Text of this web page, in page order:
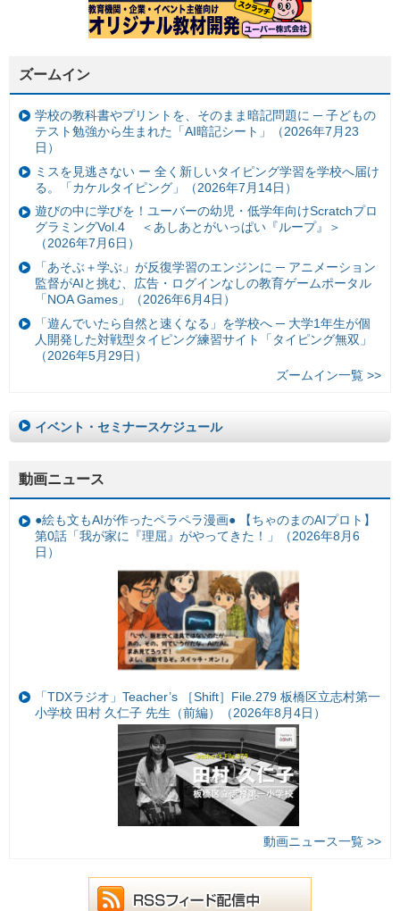
ズームイン
学校の教科書やプリントを、そのまま暗記問題に ─ 子どもの
テスト勉強から生まれた「AI暗記シート」（2026年7月23
日）
ミスを見逃さない ー 全く新しいタイピング学習を学校へ届け
る。「カケルタイピング」（2026年7月14日）
遊びの中に学びを！ユーバーの幼児・低学年向けScratchプロ
グラミングVol.4 ＜あしあとがいっぱい『ループ』＞
（2026年7月6日）
「あそぶ＋学ぶ」が反復学習のエンジンに ─ アニメーション
監督がAIと挑む、広告・ログインなしの教育ゲームポータル
「NOA Games」（2026年6月4日）
「遊んでいたら自然と速くなる」を学校へ ─ 大学1年生が個
人開発した対戦型タイピング練習サイト「タイピング無双」
（2026年5月29日）
ズームイン一覧 >>
イベント・セミナースケジュール
動画ニュース
●絵も文もAIが作ったペラペラ漫画● 【ちゃのまのAIプロト】
第0話「我が家に『理屈』がやってきた！」（2026年8月6
日）
「TDXラジオ」Teacher’s ［Shift］File.279 板橋区立志村第一
小学校 田村 久仁子 先生（前編）（2026年8月4日）
動画ニュース一覧 >>